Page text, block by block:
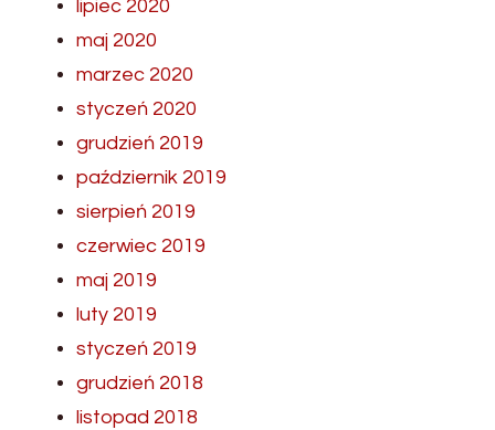
lipiec 2020
maj 2020
marzec 2020
styczeń 2020
grudzień 2019
październik 2019
sierpień 2019
czerwiec 2019
maj 2019
luty 2019
styczeń 2019
grudzień 2018
listopad 2018